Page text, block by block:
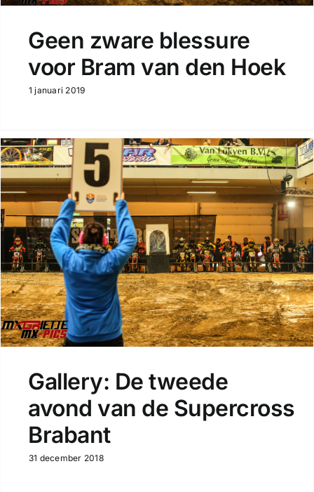
Geen zware blessure
voor Bram van den Hoek
1 januari 2019
Gallery: De tweede
avond van de Supercross
Brabant
31 december 2018